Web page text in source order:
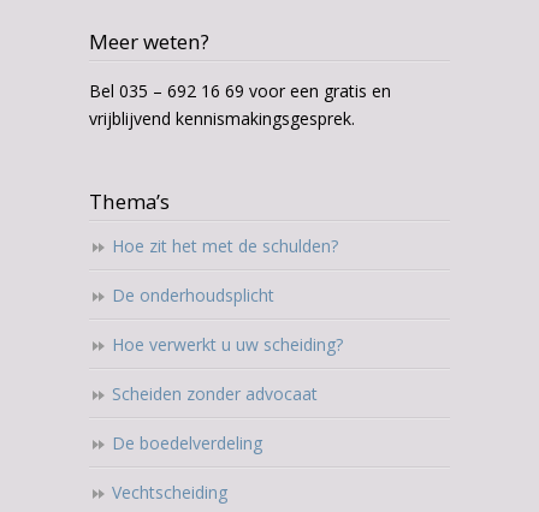
Meer weten?
Bel 035 – 692 16 69 voor een gratis en
vrijblijvend kennismakingsgesprek.
Thema’s
Hoe zit het met de schulden?
De onderhoudsplicht
Hoe verwerkt u uw scheiding?
Scheiden zonder advocaat
De boedelverdeling
Vechtscheiding